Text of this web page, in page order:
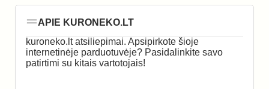
APIE KURONEKO.LT
kuroneko.lt atsiliepimai. Apsipirkote šioje
internetinėje parduotuvėje? Pasidalinkite savo
patirtimi su kitais vartotojais!